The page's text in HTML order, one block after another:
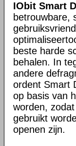
IObit Smart
betrouwbare,
beste harde
behalen. In
andere
ordent Smart
op basis van
worden,
gebruikt
openen zijn.